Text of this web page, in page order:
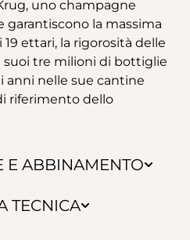
E ABBINAMENTO
TECNICA
uno champagne
garantiscono la massima
ettari, la rigorosità delle
suoi tre milioni di bottiglie
nelle sue cantine
riferimento dello